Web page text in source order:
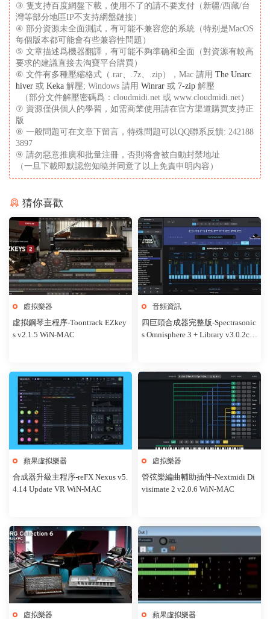
③ 隻支持百度網盤下載，使用不了的請不要支付（新疆/西藏/台
灣等部分地區IP不支持網盤鏈接）
④ 部分資源未全面測試，有可能不兼容您的系統（特别是MacOS
每個版本都可能會有些兼容性問題）
⑤ 文章描述爲機器翻譯，有可能不夠準确和全面（對資源有較高
要求的建議直接去淘寶平台購買）
⑥ 文件有多種壓縮格式（.rar、.7z、.zip），Mac 請用 The Unarc
hiver 或 Keka 解壓; Windows 請用 Winrar 或 7-zip 解壓
（部分文件解壓密碼爲：cloudmidi.net 或 www.cloudmidi.net）
⑦ 資源僅供個人的學習，如需商業使用請在官方渠道購買支持正
版
⑧ 一般問題可在文章下留言，特殊問題可以QQ聯系反饋: 242188
3897
⑨ 請勿惡意推廣和批量注冊，否則将會被自動封禁地址
（一旦下載即默認您知曉并同意了以上免責申明内容）
猜你喜歡
虛拟樂器
虛拟鋼琴主程序-Toontrack EZkey
s v2.1.5 WiN-MAC
音頻資訊
四巨頭合成器完整版-Spectrasonic
s Omnisphere 3 + Library v3.0.2c
蘋果虛拟樂器
合成器升級主程序-reFX Nexus v5.
4.14 Update VR WiN-MAC
虛拟樂器
管弦樂編曲輔助插件-Nextmidi Di
visimate 2 v2.0.6 WiN-MAC
虛拟樂器 蘋果虛拟樂器